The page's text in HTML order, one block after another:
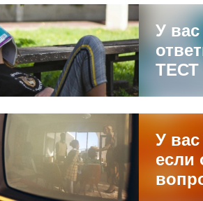
У
ТЕСТ
У
если